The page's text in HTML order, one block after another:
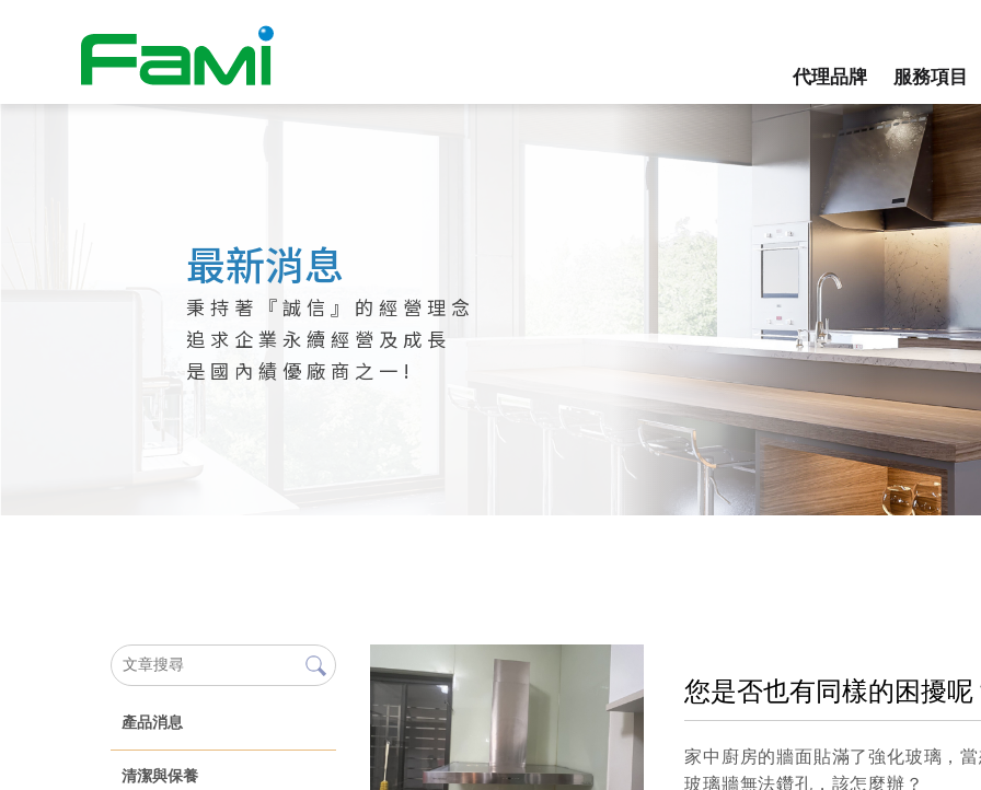
全家福廚具生活館 - 台中防蟑廚具推薦,台
代理品牌
AGENCY
服務項目
SERVICE
最新消息
產品消息
清潔與保養
您是否也有同樣的困擾呢
家中廚房的牆面貼滿了強化玻璃，
玻璃牆無法鑽孔，該怎麼辦？